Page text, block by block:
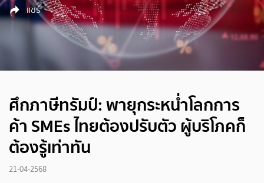
แชร์
ศึกภาษีทรัมป์: พายุกระหน่ำโลกการ
ค้า SMEs ไทยต้องปรับตัว ผู้บริโภคก็
ต้องรู้เท่าทัน
21-04-2568